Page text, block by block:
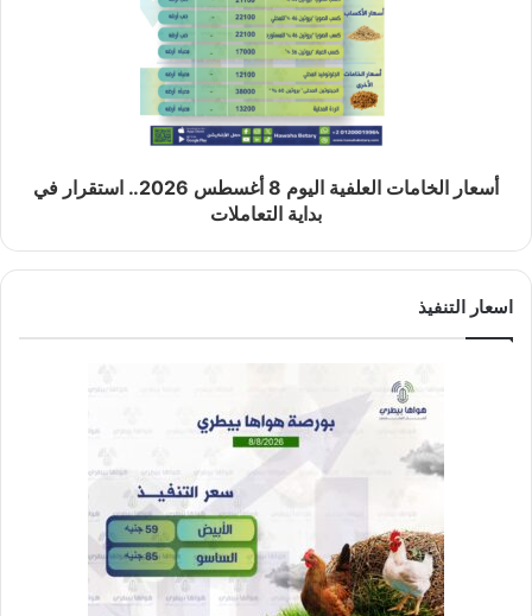
أسعار الخامات العلفية اليوم 8 أغسطس 2026.. استقرار في
بداية التعاملات
اسعار التنفيذ